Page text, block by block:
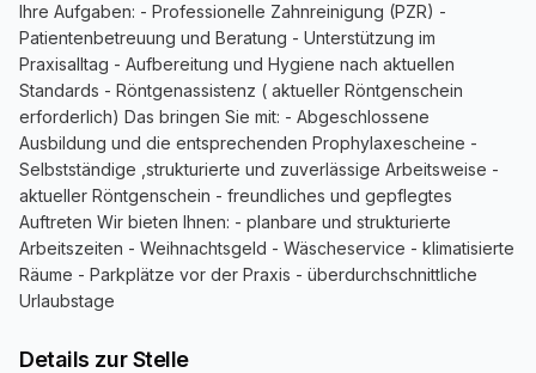
Ihre Aufgaben: - Professionelle Zahnreinigung (PZR) -
Patientenbetreuung und Beratung - Unterstützung im
Praxisalltag - Aufbereitung und Hygiene nach aktuellen
Standards - Röntgenassistenz ( aktueller Röntgenschein
erforderlich) Das bringen Sie mit: - Abgeschlossene
Ausbildung und die entsprechenden Prophylaxescheine -
Selbstständige ,strukturierte und zuverlässige Arbeitsweise -
aktueller Röntgenschein - freundliches und gepflegtes
Auftreten Wir bieten Ihnen: - planbare und strukturierte
Arbeitszeiten - Weihnachtsgeld - Wäscheservice - klimatisierte
Räume - Parkplätze vor der Praxis - überdurchschnittliche
Urlaubstage
Details zur Stelle